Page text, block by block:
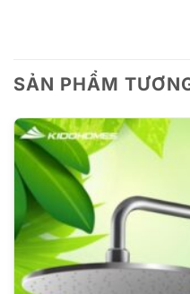
SẢN PHẨM